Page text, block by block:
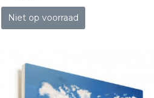
Niet op voorraad